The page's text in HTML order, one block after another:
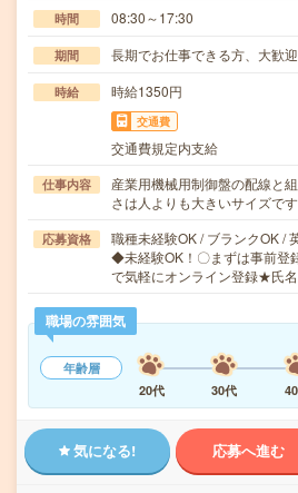
時間 08:30～17:30
期間 長期でお仕事できる方、大歓迎
時給 時給1350円
交通費
交通費規定内支給
仕事内容
産業用機械用制御盤の配線と
さは人よりも大きいサイズで
応募資格
職種未経験OK / ブランクOK /
◆未経験OK！〇まずは事前登
で気軽にオンライン登録★氏
職場の雰囲気
年齢層
20代
30代
気になる! 応募へ進む